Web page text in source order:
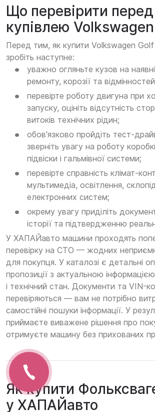
Що перевірити перед
купівлею
Перед тим, як купити Volkswagen Golf
зробіть наступне:
уважно огляньте кузов на
ремонту, корозії та
перевірте роботу двигуна при
запуску, оцініть відсутність
витоків технічних рідин;
обов'язково пройдіть тест-
зверніть увагу на роботу
підвіски і гальмівної системи;
перевірте справність клімат-
мультимедіа, освітлення,
електронних систем;
окрему увагу приділіть
історії та підтвердженню
У ХАПАЙавто машини проходять
перевірку на СТО — жодних
для покупця. У каталозі є детальні
пропозиції з актуальною
і технічний стан. Документи та VIN-
перевіряються — вам не потрібно
самостійні пошуки інформації. У
приймаєте виважене рішення про
отримуєте машину без прихованих
Як купити
у ХАПАЙавто